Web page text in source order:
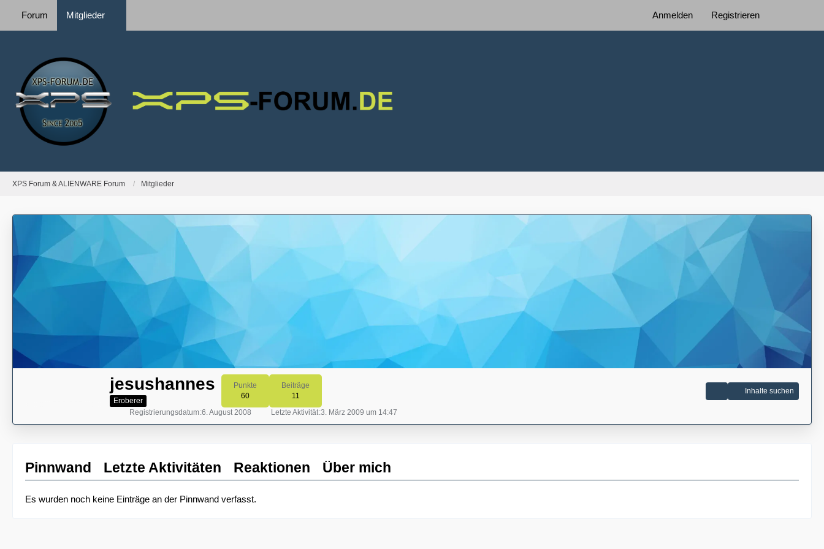
Forum Mitglieder Anmelden Registrieren
XPS Forum & ALIENWARE Forum Mitglieder
jesushannes
Eroberer
Punkte
60
Beiträge
11
Inhalte suchen
Registrierungsdatum 6. August 2008 Letzte Aktivität 3. März 2009 um 14:47
Pinnwand Letzte Aktivitäten Reaktionen Über mich
Es wurden noch keine Einträge an der Pinnwand verfasst.